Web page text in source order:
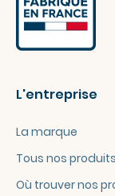
L'entreprise
La marque
Tous nos produits
Où trouver nos